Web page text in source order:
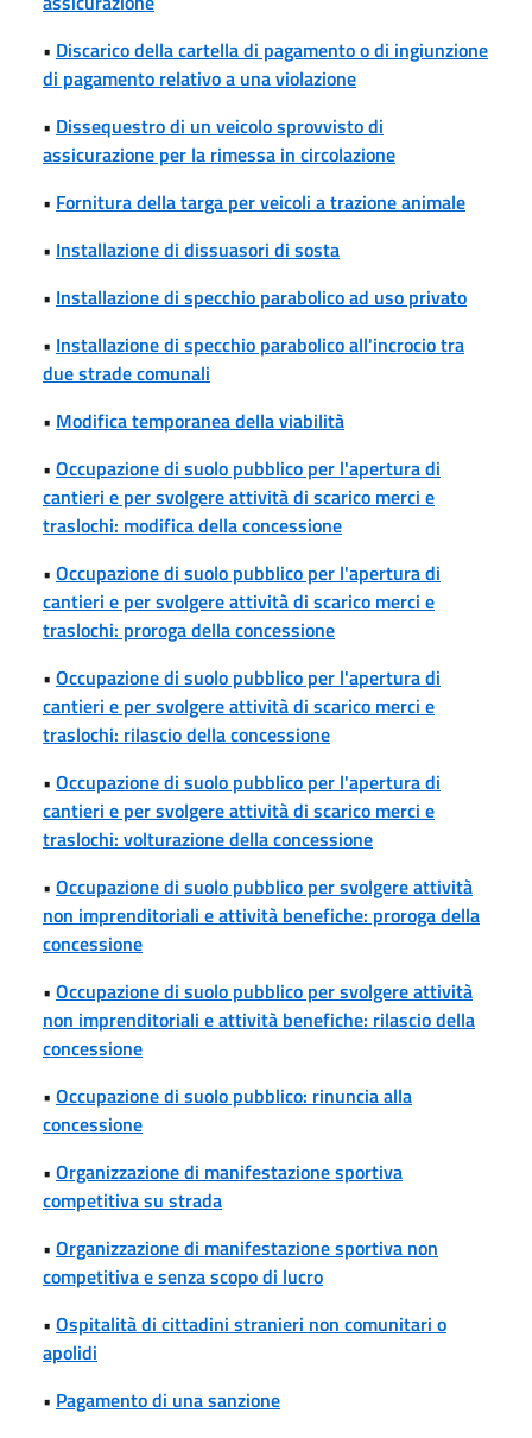
• Discarico della cartella di pagamento o di ingiunzione
di pagamento relativo a una violazione
• Dissequestro di un veicolo sprovvisto di
assicurazione per la rimessa in circolazione
• Fornitura della targa per veicoli a trazione animale
• Installazione di dissuasori di sosta
• Installazione di specchio parabolico ad uso privato
• Installazione di specchio parabolico all'incrocio tra
due strade comunali
• Modifica temporanea della viabilità
• Occupazione di suolo pubblico per l'apertura di
cantieri e per svolgere attività di scarico merci e
traslochi: modifica della concessione
• Occupazione di suolo pubblico per l'apertura di
cantieri e per svolgere attività di scarico merci e
traslochi: proroga della concessione
• Occupazione di suolo pubblico per l'apertura di
cantieri e per svolgere attività di scarico merci e
traslochi: rilascio della concessione
• Occupazione di suolo pubblico per l'apertura di
cantieri e per svolgere attività di scarico merci e
traslochi: volturazione della concessione
• Occupazione di suolo pubblico per svolgere attività
non imprenditoriali e attività benefiche: proroga della
concessione
• Occupazione di suolo pubblico per svolgere attività
non imprenditoriali e attività benefiche: rilascio della
concessione
• Occupazione di suolo pubblico: rinuncia alla
concessione
• Organizzazione di manifestazione sportiva
competitiva su strada
• Organizzazione di manifestazione sportiva non
competitiva e senza scopo di lucro
• Ospitalità di cittadini stranieri non comunitari o
apolidi
• Pagamento di una sanzione